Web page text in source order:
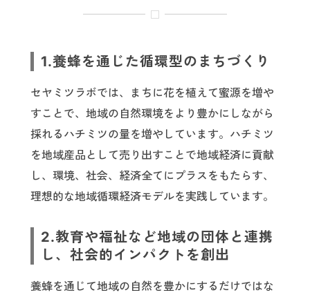
1.養蜂を通じた循環型のまちづくり
セヤミツラボでは、まちに花を植えて蜜源を増や
すことで、地域の自然環境をより豊かにしながら
採れるハチミツの量を増やしています。ハチミツ
を地域産品として売り出すことで地域経済に貢献
し、環境、社会、経済全てにプラスをもたらす、
理想的な地域循環経済モデルを実践しています。
2.教育や福祉など地域の団体と連携
し、社会的インパクトを創出
養蜂を通じて地域の自然を豊かにするだけではな